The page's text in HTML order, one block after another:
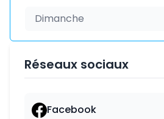
Dimanche
Réseaux sociaux
Facebook